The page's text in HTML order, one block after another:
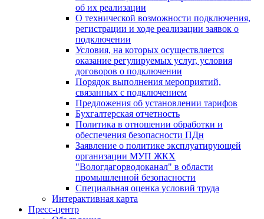
об их реализации
О технической возможности подключения,
регистрации и ходе реализации заявок о
подключении
Условия, на которых осуществляется
оказание регулируемых услуг, условия
договоров о подключении
Порядок выполнения мероприятий,
связанных с подключением
Предложения об установлении тарифов
Бухгалтерская отчетность
Политика в отношении обработки и
обеспечения безопасности ПДн
Заявление о политике эксплуатирующей
организации МУП ЖКХ
"Вологдагорводоканал" в области
промышленной безопасности
Специальная оценка условий труда
Интерактивная карта
Пресс-центр